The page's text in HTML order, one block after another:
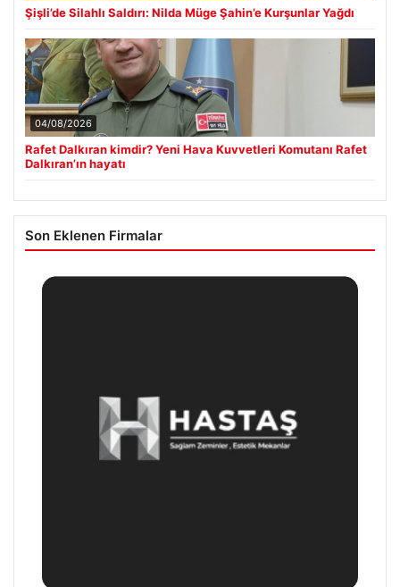
Şişli’de Silahlı Saldırı: Nilda Müge Şahin’e Kurşunlar Yağdı
04/08/2026
Rafet Dalkıran kimdir? Yeni Hava Kuvvetleri Komutanı Rafet
Dalkıran’ın hayatı
Son Eklenen Firmalar